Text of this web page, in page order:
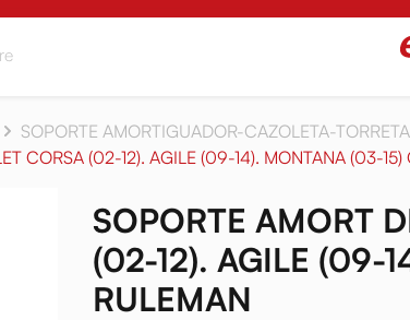
SOPORTE AMORTIGUADOR-CAZOLETA-TORRETA
CORSA (02-12). AGILE (09-14). MONTANA (03-15)
SOPORTE AMORT
(02-12). AGILE (09-
RULEMAN